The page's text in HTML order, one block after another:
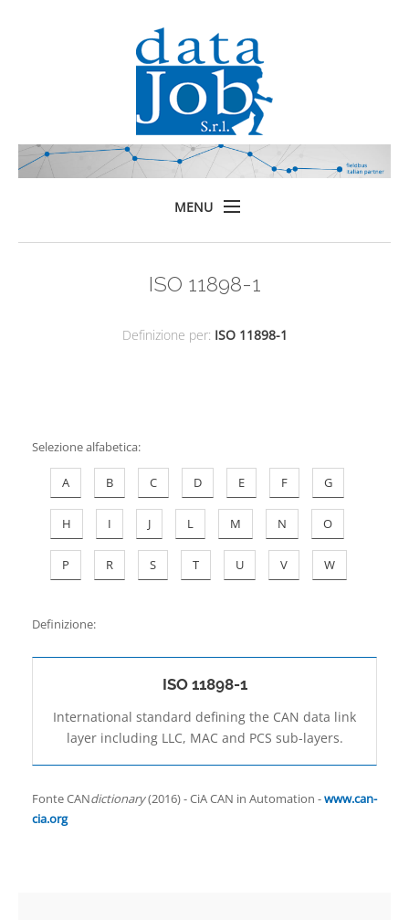
MENU
ISO 11898-1
Definizione per: ISO 11898-1
Selezione alfabetica:
A B C D E F G
H I J L M N O
P R S T U V W
Definizione:
ISO 11898-1
International standard defining the CAN data link
layer including LLC, MAC and PCS sub-layers.
Fonte CANdictionary(2016) - CiA CAN in Automation -www.can-
cia.org